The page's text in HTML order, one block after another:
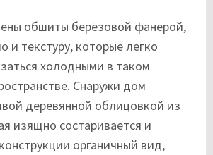
обшиты берёзовой фанерой,
и текстуру, которые легко
холодными в таком
Снаружи дом
деревянной облицовкой из
изящно состаривается и
органичный вид,